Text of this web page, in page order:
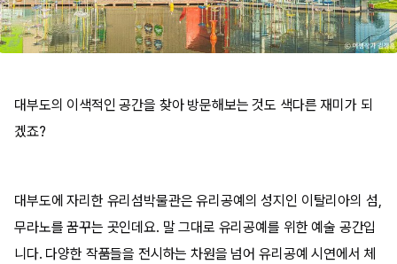
대부도의 이색적인 공간을 찾아 방문해보는 것도 색다른 재미가 되
겠죠?
​대부도에 자리한 유리섬박물관은 유리공예의 성지인 이탈리아의 섬,
무라노를 꿈꾸는 곳인데요. 말 그대로 유리공예를 위한 예술 공간입
니다. 다양한 작품들을 전시하는 차원을 넘어 유리공예 시연에서 체